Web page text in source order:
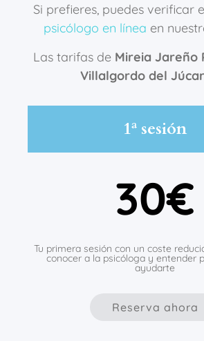
Si prefieres, puedes verificar
psicólogo en línea en
Las tarifas de Mireia Jareño
Villalgordo del Júcar
1ª sesión
30€
Tu primera sesión con un coste
conocer a la psicóloga y entender
ayudarte
Reserva ahora